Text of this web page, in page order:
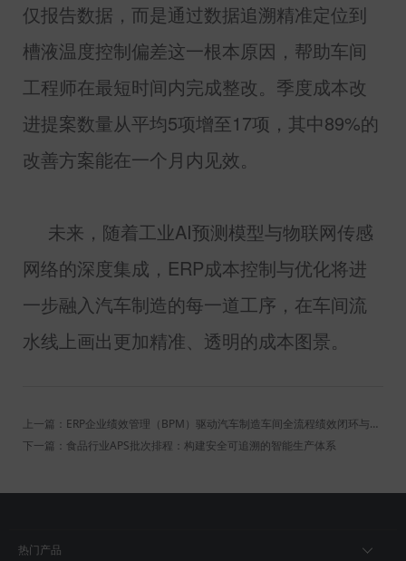
仅报告数据，而是通过数据追溯精准定位到
槽液温度控制偏差这一根本原因，帮助车间
工程师在最短时间内完成整改。季度成本改
进提案数量从平均5项增至17项，其中89%的
改善方案能在一个月内见效。
未来，随着工业AI预测模型与物联网传感
网络的深度集成， ERP成本控制与优化将进
一步融入汽车制造的每一道工序，在车间流
水线上画出更加精准、透明的成本图景。
上一篇：ERP企业绩效管理（BPM）驱动汽车制造车间全流程绩效闭环与效率提升
下一篇：食品行业APS批次排程：构建安全可追溯的智能生产体系
热门产品